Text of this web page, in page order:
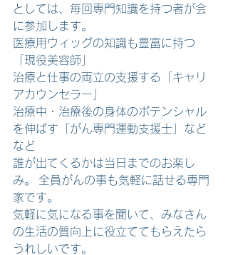
としては、毎回専門知識を持つ者が会
に参加します。
医療用ウィッグの知識も豊富に持つ
「現役美容師」
治療と仕事の両立の支援する「キャリ
アカウンセラー」
治療中・治療後の身体のポテンシャル
を伸ばす「がん専門運動支援士」など
など
誰が出てくるかは当日までのお楽し
み。 全員がんの事も気軽に話せる専門
家です。
気軽に気になる事を聞いて、みなさん
の生活の質向上に役立ててもらえたら
うれしいです。